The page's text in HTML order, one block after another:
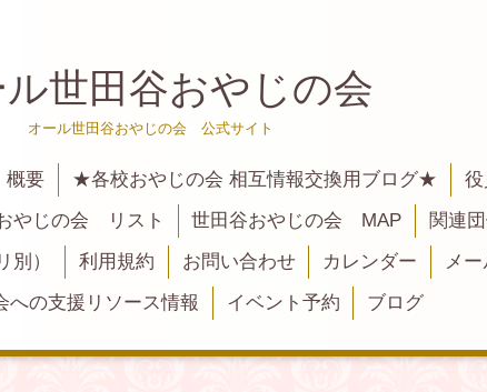
世田谷おやじの会
オール世田谷おやじの会 公式サイト
概要 ★各校おやじの会 相互情報交換用ブログ★
やじの会 リスト 世田谷おやじの会 MAP
関連
）
利用規約 お問い合わせ カレンダー
メ
への支援リソース情報
イベント予約 ブログ